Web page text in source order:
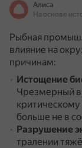
Алиса
Рыбная
влияние на
причинам:
Истощение
Чрезмерный
больше не в
Разрушение
тралении